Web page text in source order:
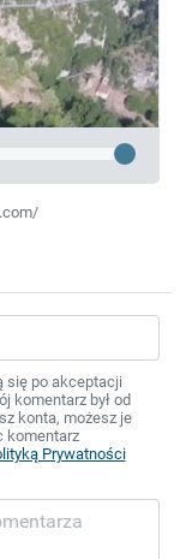
się po akceptacji
komentarz był od
konta, możesz je
komentarz
Prywatności